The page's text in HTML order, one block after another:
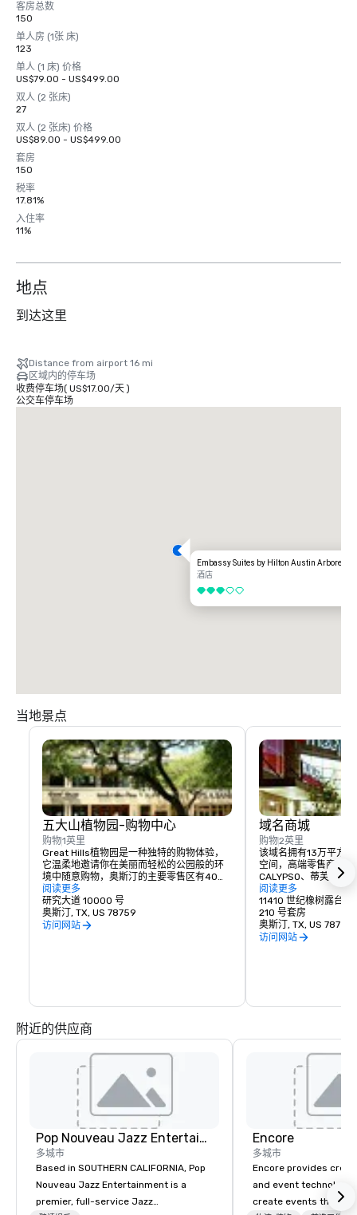
客房总数
150
单人房 (1张 床)
123
单人 (1 床) 价格
US$79.00 - US$499.00
双人 (2 张床)
27
双人 (2 张床) 价格
US$89.00 - US$499.00
套房
150
税率
17.81%
入住率
11%
地点
到达这里
Distance from airport 16 mi
区域内的停车场
收费停车场( US$17.00/天)
公交车停车场
Embassy Suites by Hilton Austin Arboretum
酒店
3/5
当地景点
五大山植物园-购物中心
购物1英里
Great Hills植物园是一种独特的购物体验，
它温柔地邀请你在美丽而轻松的公园般的环
境中随意购物，奥斯汀的主要零售区有40多
家精品商店和餐厅。植物园拥有大量零售
商，例如 Pottery Barn、Barnes & Noble
书店、Z Gallerie、The Gap 和 AZIZ 沙龙和
日间水疗中心。购物者在这个受欢迎的目的
缓的喷泉、野餐区和奥斯汀地标性大理石牛
雕塑等户外氛围让您在宁静的环境中尽享购
物乐趣！
阅读更多
研究大道 10000 号
奥斯汀, TX, US 78759
访问网站
域名商城
购物2英里
该域名拥有13万平方
空间，高端零售商包
CALYPSO、蒂芙尼公
库斯以及Daily Grill、
Maggiano's Little
North等餐厅。The
开放，其背景设定在
阁楼建筑框架内。
内曼·马库斯主导的高
阅读更多
11410 世纪橡树露台
210 号套房
奥斯汀, TX, US 78758
访问网站
附近的供应商
Pop Nouveau Jazz Entertainment
多城市
Based in SOUTHERN CALIFORNIA, Pop
Nouveau Jazz Entertainment is a
premier, full-service Jazz
Encore
多城市
Encore provides
and event technology
create events that